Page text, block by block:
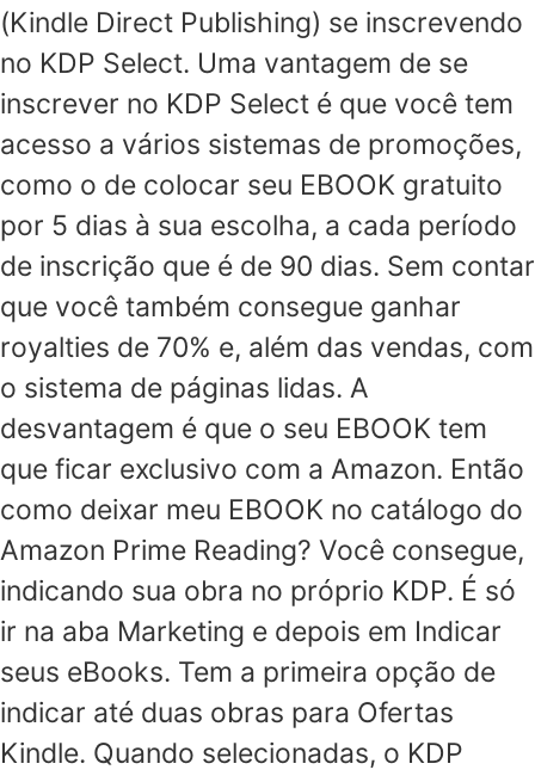
(Kindle Direct Publishing) se inscrevendo
no KDP Select. Uma vantagem de se
inscrever no KDP Select é que você tem
acesso a vários sistemas de promoções,
como o de colocar seu EBOOK gratuito
por 5 dias à sua escolha, a cada período
de inscrição que é de 90 dias. Sem contar
que você também consegue ganhar
royalties de 70% e, além das vendas, com
o sistema de páginas lidas. A
desvantagem é que o seu EBOOK tem
que ficar exclusivo com a Amazon. Então
como deixar meu EBOOK no catálogo do
Amazon Prime Reading? Você consegue,
indicando sua obra no próprio KDP. É só
ir na aba Marketing e depois em Indicar
seus eBooks. Tem a primeira opção de
indicar até duas obras para Ofertas
Kindle. Quando selecionadas, o KDP